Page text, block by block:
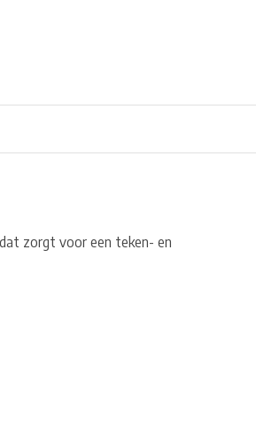
zorgt voor een teken- en